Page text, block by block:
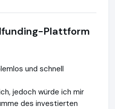
Plattform
und schnell
jedoch würde ich mir
des investierten